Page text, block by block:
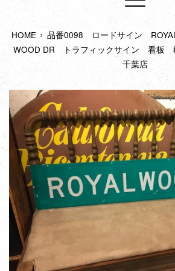
メ
ュ
ー
HOME › 品番0098 ロードサイン
WOOD DR トラフィックサイン 看板
千葉店